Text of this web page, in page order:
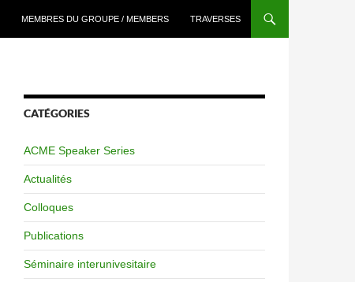
MEMBRES DU GROUPE / MEMBERS TRAVERSES
CATÉGORIES
ACME Speaker Series
Actualités
Colloques
Publications
Séminaire interunivesitaire